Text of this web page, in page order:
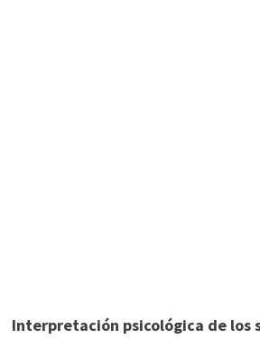
Interpretación psicológica de los